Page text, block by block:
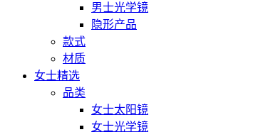
男士光学镜
隐形产品
款式
材质
女士精选
品类
女士太阳镜
女士光学镜